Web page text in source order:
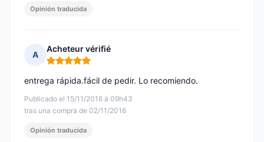
Opinión traducida
A
Acheteur vérifié
Nota: 5 de 5
Publicado el 15/11/2016 à 09h43
tras una compra de 02/11/2016
entrega rápida.fácil de pedir. Lo recomiendo.
Opinión traducida